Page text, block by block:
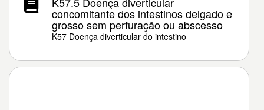
concomitante dos intestinos delgado e
grosso sem perfuração ou abscesso
K57 Doença diverticular do intestino